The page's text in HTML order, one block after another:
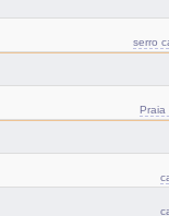
serro
Praia